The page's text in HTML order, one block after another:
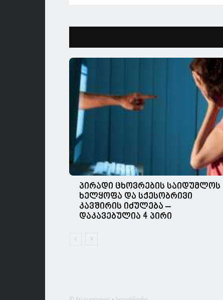
პირადი ცხოვრების საიდუმლოს
ხელყოფა და სქესობრივი
კავშირის იძულება –
დაკავებულია 4 პირი